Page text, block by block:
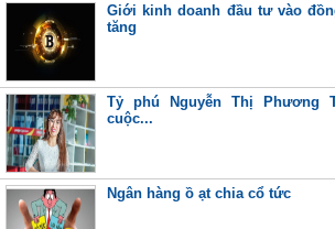
Giới kinh doanh đầu tư vào
tăng
Tỷ phú Nguyễn Thị Phương
cuộc...
Ngân hàng ồ ạt chia cổ tức